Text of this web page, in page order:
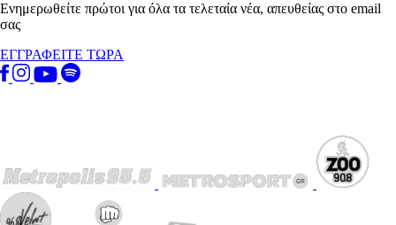
Ενημερωθείτε πρώτοι για όλα τα τελεταία νέα, απευθείας στο email
σας
ΕΓΓΡΑΦΕΙΤΕ ΤΩΡΑ